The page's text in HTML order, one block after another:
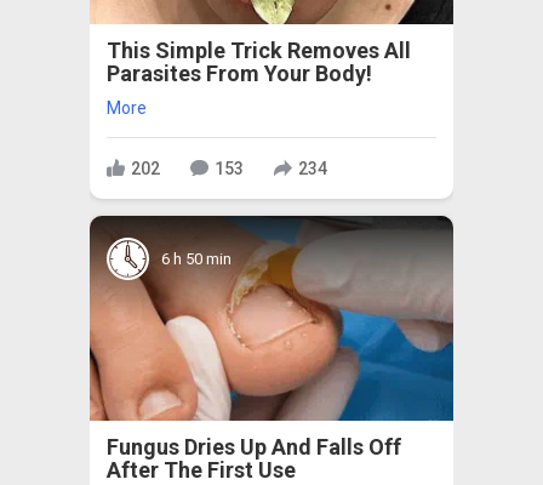
This Simple Trick Removes All
Parasites From Your Body!
More
202 153 234
6 h 50 min
Fungus Dries Up And Falls Off
After The First Use